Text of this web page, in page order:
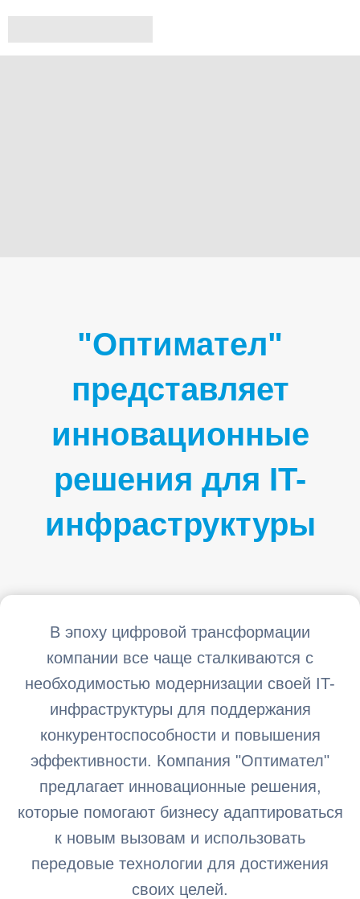
"Оптимател"
представляет
инновационные
решения для IT-
инфраструктуры
В эпоху цифровой трансформации
компании все чаще сталкиваются с
необходимостью модернизации своей IT-
инфраструктуры для поддержания
конкурентоспособности и повышения
эффективности. Компания "Оптимател"
предлагает инновационные решения,
которые помогают бизнесу адаптироваться
к новым вызовам и использовать
передовые технологии для достижения
своих целей.